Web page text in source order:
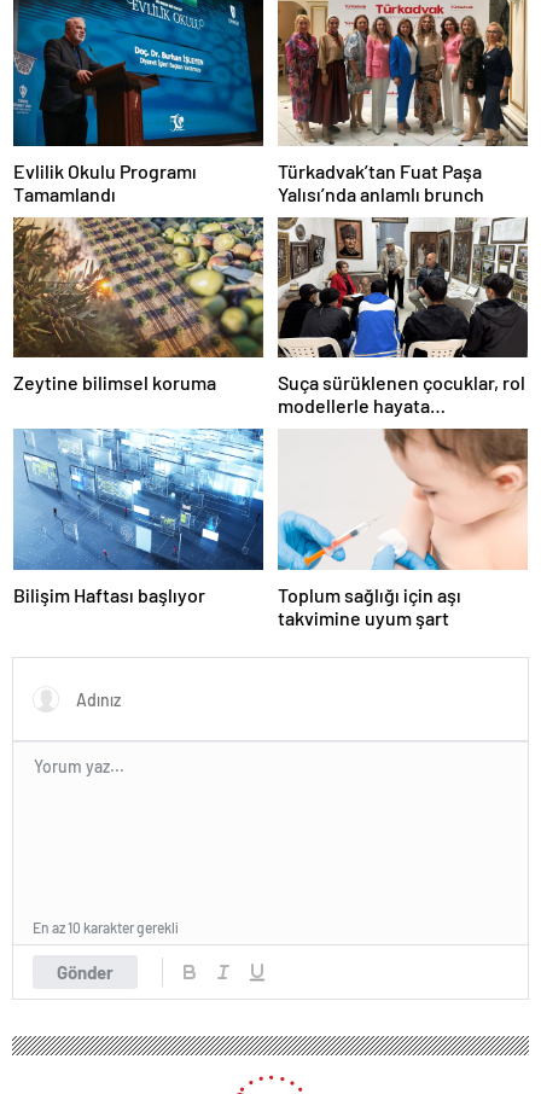
Evlilik Okulu Programı
Tamamlandı
Türkadvak’tan Fuat Paşa
Yalısı’nda anlamlı brunch
Zeytine bilimsel koruma
Suça sürüklenen çocuklar, rol
modellerle hayata
hazırlanıyor
Bilişim Haftası başlıyor
Toplum sağlığı için aşı
takvimine uyum şart
Gönder
En az 10 karakter gerekli